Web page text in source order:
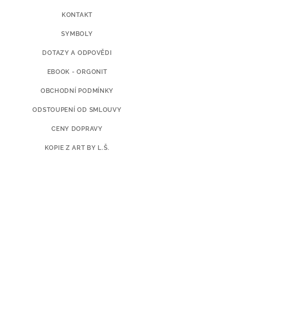
KONTAKT
SYMBOLY
DOTAZY A ODPOVĚDI
EBOOK - ORGONIT
OBCHODNÍ PODMÍNKY
ODSTOUPENÍ OD SMLOUVY
CENY DOPRAVY
KOPIE Z ART BY L.Š.